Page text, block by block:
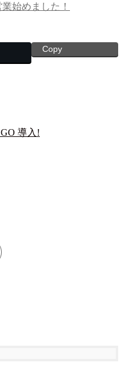
始めました！
Copy
導入!